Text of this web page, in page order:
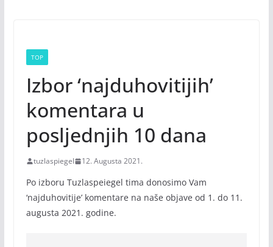
TOP
Izbor ‘najduhovitijih’
komentara u
posljednjih 10 dana
tuzlaspiegel 12. Augusta 2021.
Po izboru Tuzlaspeiegel tima donosimo Vam
‘najduhovitije’ komentare na naše objave od 1. do 11.
augusta 2021. godine.